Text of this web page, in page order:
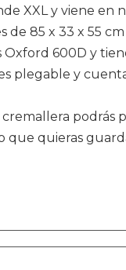
XXL y viene en
de 85 x 33 x 55
Oxford 600D y
plegable y
cremallera podrás
que quieras